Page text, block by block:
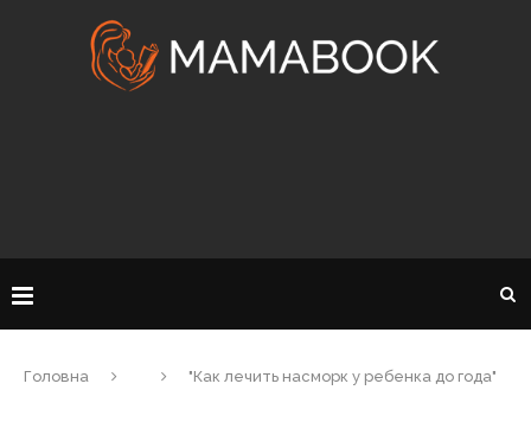
Головна "Как лечить насморк у ребенка до года"